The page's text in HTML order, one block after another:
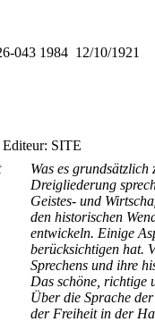
043 1984 12/10/1921
Editeur: SITE
Was es
Dreigliederung
Geistes- und
den historischen
entwickeln. Einige
berücksichtigen hat.
Sprechens und ihre
Das schöne, richtige
Über die Sprache
der Freiheit in der